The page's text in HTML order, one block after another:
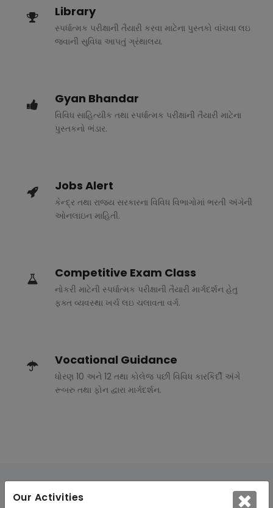
Our Activities
Library
સ્પર્ધાત્મક પરીક્ષાની તૈયારી કરવા માટેના પુસ્તકો વાંચવા લઇ
જવાની સુવિધા આપતું ગ્રંથાલય.
Gyan Bhandar
વિવિધ સાહિત્યીક તથા સ્પર્ધાત્મક પરીક્ષાની તૈયારી માટેના
પુસ્તકનો ભંડાર.
Jobs Alert
કેન્દ્ર તથા રાજ્ય સરકારના વિવિધ વિભાગોમાં ભરતી અંગેની
ઓનલાઇન માહિતી.
Competitive Exam Class
નોકરી માટેની સ્પર્ધાત્મક પરીક્ષાની તૈયારી માર્ગદર્શન હેતુ
ફક્ત વ્યવસ્થા ખર્ચ લઇ ચલાવતા વર્ગ.
Vocational Guidance
ધોરણ 10 અને 12 તથા કોલેજ પછી વિવિધ કારકિર્દી અંગે
રૂબરુ તથા ફોન દ્વારા માર્ગદર્શન.